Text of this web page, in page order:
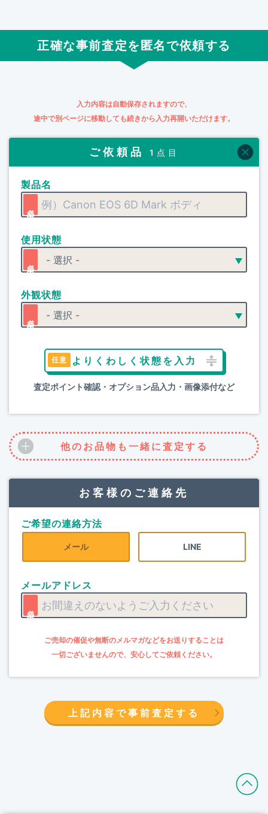
正確な事前査定を匿名で依頼する
入力内容は自動保存されますので、
途中で別ページに移動しても続きから入力再開いただけます。
ご依頼品 1点目
製品名
使用状態
外観状態
よりくわしく状態を入力
査定ポイント確認・オプション品入力・画像添付など
他のお品物も一緒に査定する
お客様のご連絡先
ご希望の連絡方法
メール LINE
メールアドレス
上記内容で事前査定する